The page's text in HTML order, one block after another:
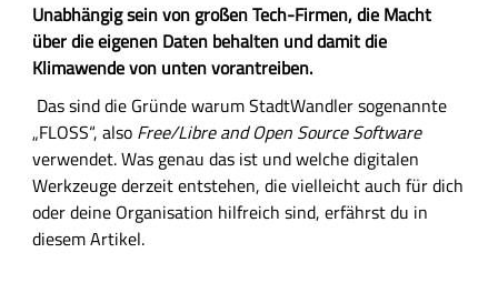
Z
u
s
a
m
m
e
n
f
a
Unabhängig sein von großen Tech-Firmen, die Macht
über die eigenen Daten behalten und damit die
Klimawende von unten vorantreiben.
H
a
u
p
t
-
Das sind die Gründe warum StadtWandler sogenannte
„FLOSS“, also Free/Libre and Open Source Software
verwendet. Was genau das ist und welche digitalen
Werkzeuge derzeit entstehen, die vielleicht auch für dich
oder deine Organisation hilfreich sind, erfährst du in
diesem Artikel.